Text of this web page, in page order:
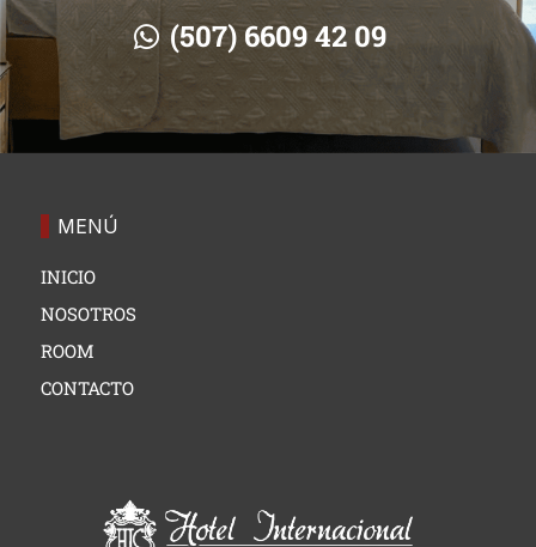
(507) 6609 42 09⠀
MENÚ
INICIO
NOSOTROS
ROOM
CONTACTO